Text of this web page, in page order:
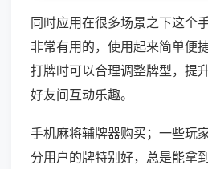
同时应用在很多场景之下这个
非常有用的，使用起来简单便
打牌时可以合理调整牌型，提
好友间互动乐趣。
手机麻将辅牌器购买；一些玩
分用户的牌特别好，总是能拿